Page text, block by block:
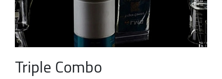
Triple Combo